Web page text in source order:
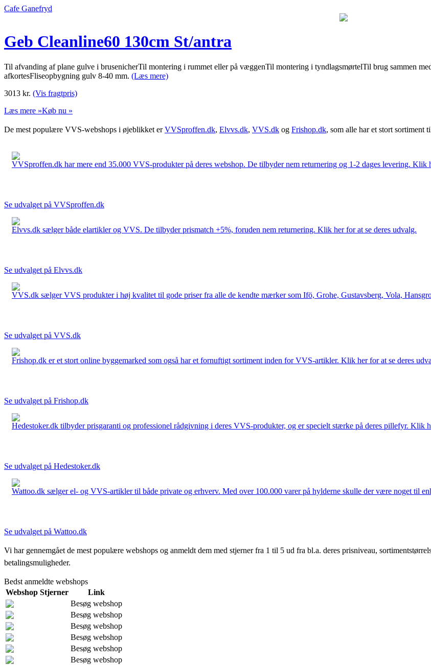
Cafe Ganefryd
Geb Cleanline60 130cm St/antra
Til afvanding af plane gulve i brusenicherTil montering i rummet eller på væggenTil montering i tyndlagsmørtelTil brug sammen
afkortesFliseopbygning gulv 8-40 mm. (Læs mere)
3013 kr. (Vis fragtpris)
Læs mere »Køb nu »
De mest populære VVS-webshops i øjeblikket erVVSproffen.dk, Elvvs.dk, VVS.dk og Frishop.dk, som alle har et stort sortiment
VVSproffen.dk har mere end 35.000 VVS-produkter på deres webshop. De tilbyder nem returnering og 1-2 dages levering. Klik
Se udvalget på VVSproffen.dk
Elvvs.dk sælger både elartikler og VVS. De tilbyder prismatch +5%, foruden nem returnering. Klik her for at se deres udvalg.
Se udvalget på Elvvs.dk
VVS.dk sælger VVS produkter i høj kvalitet til gode priser fra alle de kendte mærker som Ifö, Grohe, Gustavsberg, Vola,
Se udvalget på VVS.dk
Frishop.dk er et stort online byggemarked som også har et fornuftigt sortiment inden for VVS-artikler. Klik her for at se deres
Se udvalget på Frishop.dk
Hedestoker.dk tilbyder prisgaranti og professionel rådgivning i deres VVS-produkter, og er specielt stærke på deres pillefyr. Klik
Se udvalget på Hedestoker.dk
Wattoo.dk sælger el- og VVS-artikler til både private og erhverv. Med over 100.000 varer på hylderne skulle der være noget til
Se udvalget på Wattoo.dk
Vi har gennemgået de mest populære webshops og anmeldt dem med stjerner fra 1 til 5 ud fra bl.a. deres prisniveau,
betalingsmuligheder.
Bedst anmeldte webshops
Webshop Stjerner
Link
Besøg webshop
Besøg webshop
Besøg webshop
Besøg webshop
Besøg webshop
Besøg webshop